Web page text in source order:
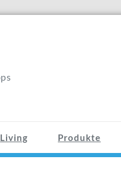
Living Produkte